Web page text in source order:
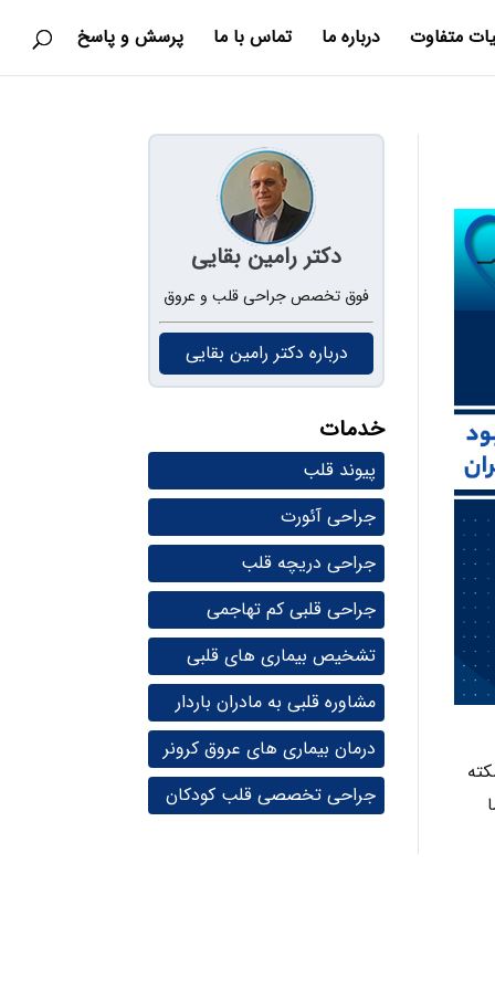
متفاوت درباره ما تماس با ما پرسش و پاسخ
دکتر رامین بقایی
فوق تخصص جراحی قلب و عروق
درباره دکتر رامین بقایی
خدمات
پیوند قلب
جراحی آئورت
جراحی دریچه قلب
جراحی قلبی کم تهاجمی
تشخیص بیماری های قلبی
مشاوره قلبی به مادران باردار
درمان بیماری های عروق کرونر
جراحی تخصصی قلب کودکان